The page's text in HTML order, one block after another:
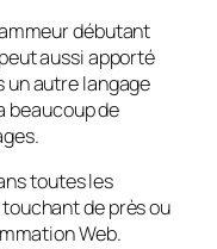
débutant
aussi apporté
un autre langage
beaucoup de
toutes les
de près ou
Web.